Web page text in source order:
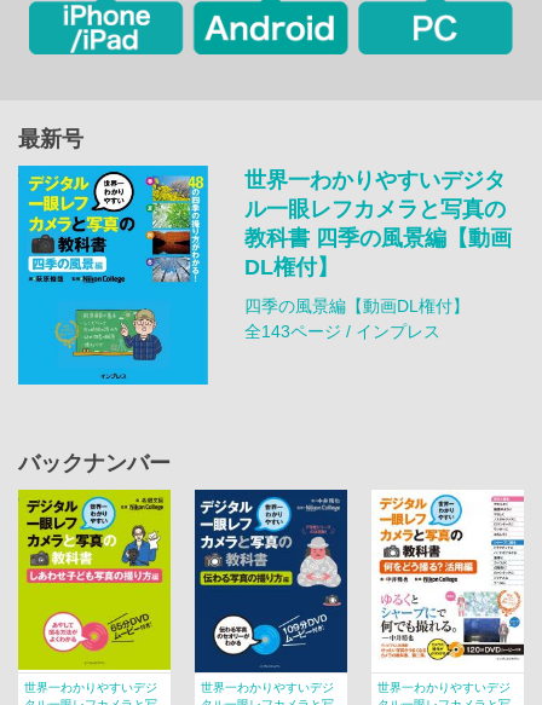
最新号
世界一わかりやすいデジタ
ル一眼レフカメラと写真の
教科書 四季の風景編【動画
DL権付】
四季の風景編【動画DL権付】
全143ページ / インプレス
バックナンバー
世界一わかりやすいデジ
世界一わかりやすいデジ
世界一わかりやすいデジ